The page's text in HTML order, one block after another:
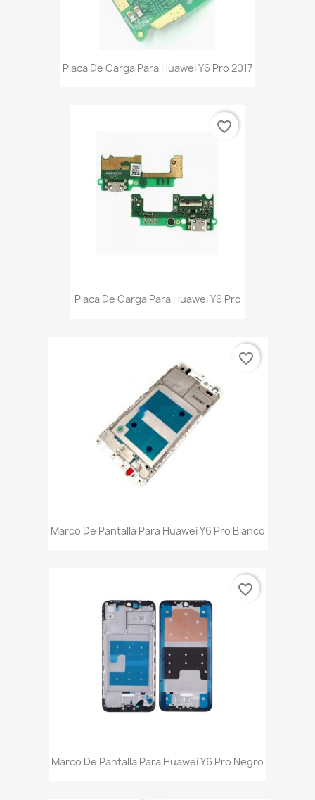
Placa De Carga Para Huawei Y6 Pro 2017
Placa De Carga Para Huawei Y6 Pro
favorite_border
Marco De Pantalla Para Huawei Y6 Pro Blanco
favorite_border
Marco De Pantalla Para Huawei Y6 Pro Negro
favorite_border